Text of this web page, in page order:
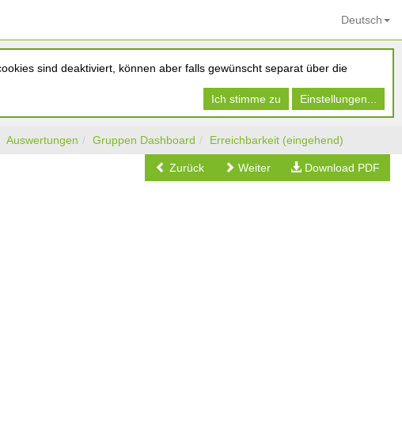
sind deaktiviert, können aber falls gewünscht separat über die
Ich stimme zu
Einstellungen...
Deutsch
Auswertungen Gruppen Dashboard Erreichbarkeit (eingehend)
Zurück Weiter Download PDF